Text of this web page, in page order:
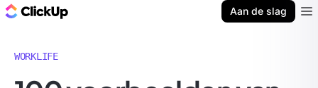
Aan de slag
WORKLIFE